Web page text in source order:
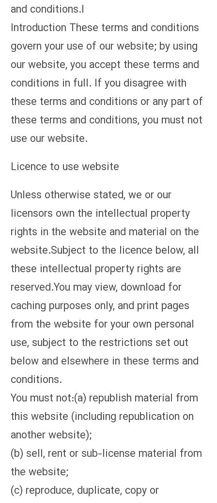
and conditions.l
Introduction These terms and conditions
govern your use of our website; by using
our website, you accept these terms and
conditions in full. If you disagree with
these terms and conditions or any part of
these terms and conditions, you must not
use our website.
Licence to use website
Unless otherwise stated, we or our
licensors own the intellectual property
rights in the website and material on the
website.Subject to the licence below, all
these intellectual property rights are
reserved.You may view, download for
caching purposes only, and print pages
from the website for your own personal
use, subject to the restrictions set out
below and elsewhere in these terms and
conditions.
You must not:(a) republish material from
this website (including republication on
another website);
(b) sell, rent or sub-license material from
the website;
(c) reproduce, duplicate, copy or